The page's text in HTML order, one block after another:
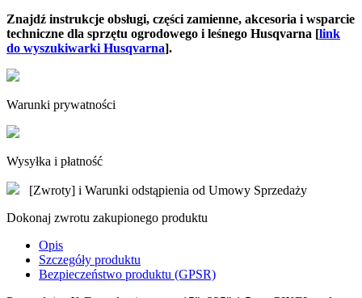
Znajdź instrukcje obsługi, części zamienne, akcesoria i wsparcie
techniczne dla sprzętu ogrodowego i leśnego Husqvarna [link
do wyszukiwarki Husqvarna].
Warunki prywatności
Wysyłka i płatność
[Zwroty] i Warunki odstąpienia od Umowy Sprzedaży
Dokonaj zwrotu zakupionego produktu
Opis
Szczegóły produktu
Bezpieczeństwo produktu (GPSR)